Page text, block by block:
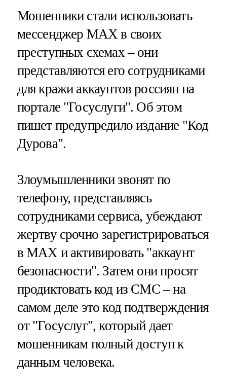
Мошенники стали использовать
мессенджер MAX в своих
преступных схемах – они
представляются его сотрудниками
для кражи аккаунтов россиян на
портале "Госуслуги". Об этом
пишет предупредило издание "Код
Дурова".
Злоумышленники звонят по
телефону, представляясь
сотрудниками сервиса, убеждают
жертву срочно зарегистрироваться
в MAX и активировать "аккаунт
безопасности". Затем они просят
продиктовать код из СМС – на
самом деле это код подтверждения
от "Госуслуг", который дает
мошенникам полный доступ к
данным человека.